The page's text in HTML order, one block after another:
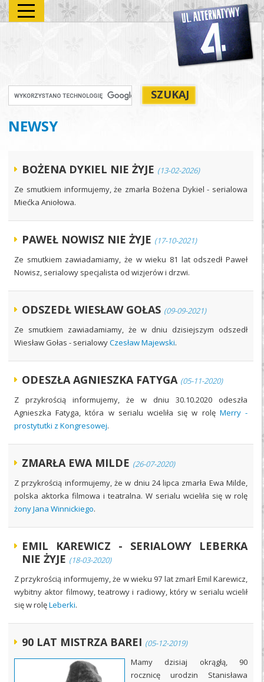
NEWSY
BOŻENA DYKIEL NIE ŻYJE (13-02-2026)
Ze smutkiem informujemy, że zmarła Bożena Dykiel - serialowa
Miećka Aniołowa.
PAWEŁ NOWISZ NIE ŻYJE (17-10-2021)
Ze smutkiem zawiadamiamy, że w wieku 81 lat odszedł Paweł
Nowisz, serialowy specjalista od wizjerów i drzwi.
ODSZEDŁ WIESŁAW GOŁAS (09-09-2021)
Ze smutkiem zawiadamiamy, że w dniu dzisiejszym odszedł
Wiesław Gołas - serialowyCzesław Majewski.
ODESZŁA AGNIESZKA FATYGA (05-11-2020)
Z przykrością informujemy, że w dniu 30.10.2020 odeszła
Agnieszka Fatyga, która w serialu wcieliła się w rolę Merry -
prostytutki z Kongresowej.
ZMARŁA EWA MILDE (26-07-2020)
Z przykrością informujemy, że w dniu 24 lipca zmarła Ewa Milde,
polska aktorka filmowa i teatralna. W serialu wcieliła się w rolę
żony Jana Winnickiego.
EMIL KAREWICZ - SERIALOWY LEBERKA
NIE ŻYJE (18-03-2020)
Z przykrością informujemy, że w wieku 97 lat zmarł Emil Karewicz,
wybitny aktor filmowy, teatrowy i radiowy, który w serialu wcielił
się w rolęLeberki.
90 LAT MISTRZA BAREI (05-12-2019)
Mamy dzisiaj okrągłą, 90
rocznicę urodzin Stanisława